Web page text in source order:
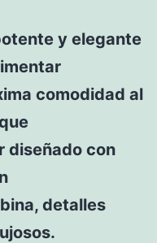
y elegante
comodidad al
diseñado con
detalles